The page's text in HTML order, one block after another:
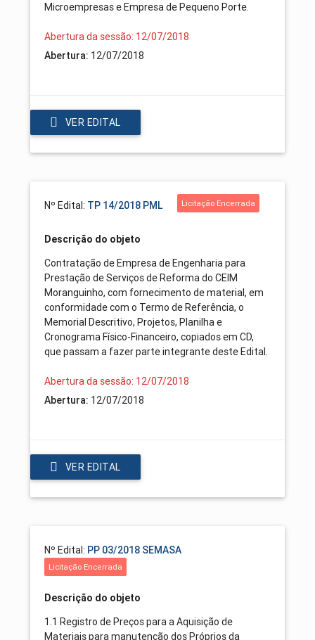
Microempresas e Empresa de Pequeno Porte.
Abertura da sessão: 12/07/2018
Abertura: 12/07/2018
VER EDITAL
Nº Edital: TP 14/2018 PML Licitação Encerrada
Descrição do objeto
Contratação de Empresa de Engenharia para
Prestação de Serviços de Reforma do CEIM
Moranguinho, com fornecimento de material, em
conformidade com o Termo de Referência, o
Memorial Descritivo, Projetos, Planilha e
Cronograma Físico-Financeiro, copiados em CD,
que passam a fazer parte integrante deste Edital.
Abertura da sessão: 12/07/2018
Abertura: 12/07/2018
VER EDITAL
Nº Edital: PP 03/2018 SEMASA
Licitação Encerrada
Descrição do objeto
1.1 Registro de Preços para a Aquisição de
Materiais para manutenção dos Próprios da